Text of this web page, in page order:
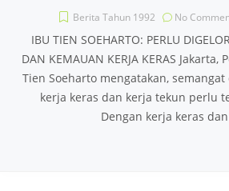
Berita Tahun 1992 No
IBU TIEN SOEHARTO: PERLU
DAN KEMAUAN KERJA KERAS
Tien Soeharto mengatakan,
kerja keras dan kerja tekun perlu
Dengan kerja keras